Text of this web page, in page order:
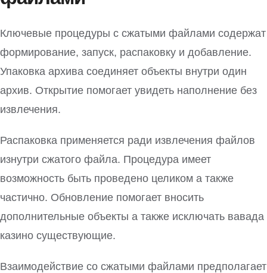
Ключевые процедуры с сжатыми файлами содержат
формирование, запуск, распаковку и добавление.
Упаковка архива соединяет объекты внутри один
архив. Открытие помогает увидеть наполнение без
извлечения.
Распаковка применяется ради извлечения файлов
изнутри сжатого файла. Процедура имеет
возможность быть проведено целиком а также
частично. Обновление помогает вносить
дополнительные объекты а также исключать вавада
казино существующие.
Взаимодействие со сжатыми файлами предполагает